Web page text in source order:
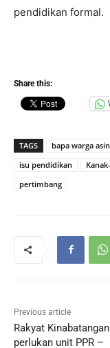
pendidikan formal.
Share this:
TAGS bapa warga
isu pendidikan
pertimbang
Previous article
Rakyat Kinabatangan
perlukan unit PPR –